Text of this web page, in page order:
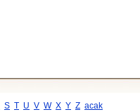
S T U V W X Y Z acak